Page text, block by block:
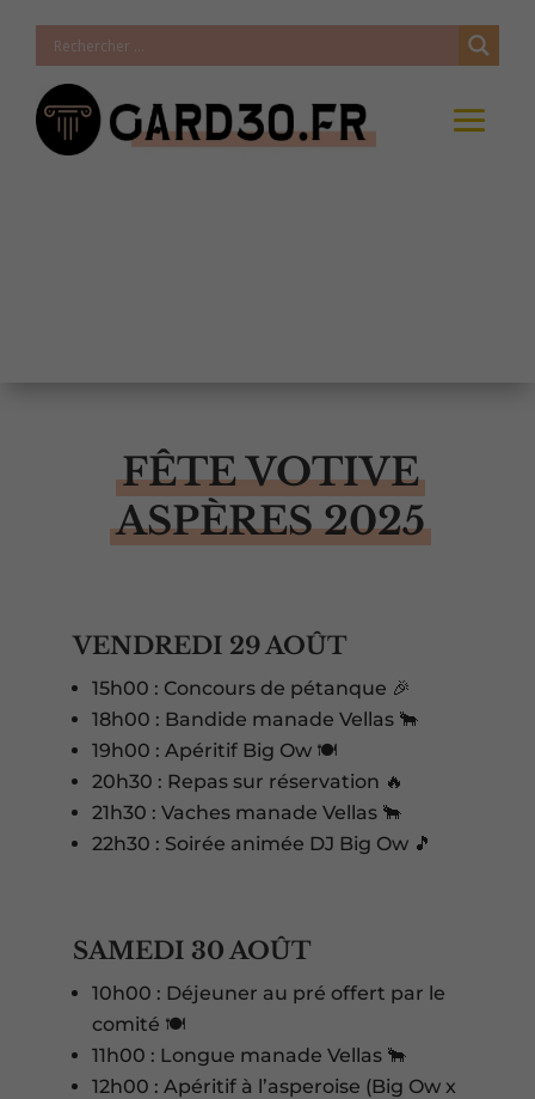
FÊTE VOTIVE
ASPÈRES 2025
VENDREDI 29 AOÛT
15h00 : Concours de pétanque 🎉
18h00 : Bandide manade Vellas 🐂
19h00 : Apéritif Big Ow 🍽️
20h30 : Repas sur réservation 🔥
21h30 : Vaches manade Vellas 🐂
22h30 : Soirée animée DJ Big Ow 🎵
SAMEDI 30 AOÛT
10h00 : Déjeuner au pré offert par le
comité 🍽️
11h00 : Longue manade Vellas 🐂
12h00 : Apéritif à l’asperoise (Big Ow x